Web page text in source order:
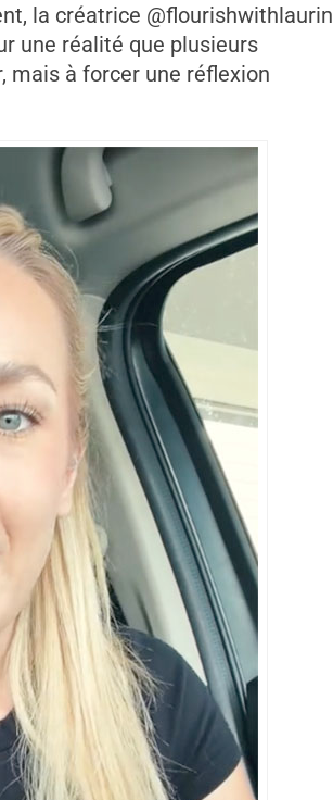
la créatrice @flourishwithlaurin
une réalité que plusieurs
mais à forcer une réflexion